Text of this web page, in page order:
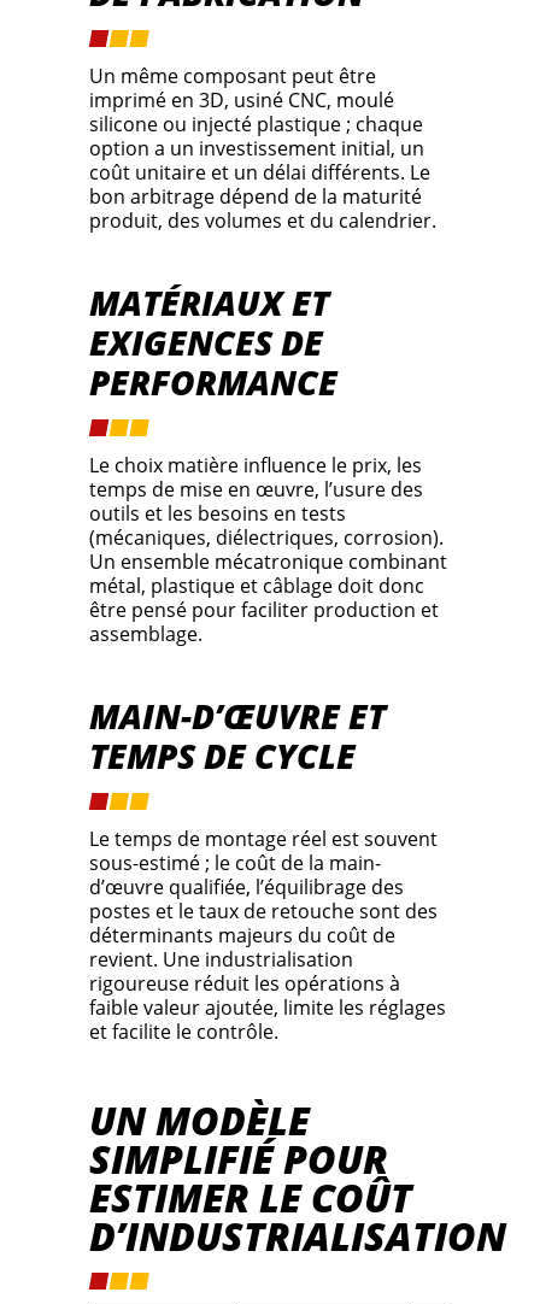
Un même composant peut être
imprimé en 3D, usiné CNC, moulé
silicone ou injecté plastique ; chaque
option a un investissement initial, un
coût unitaire et un délai différents. Le
bon arbitrage dépend de la maturité
produit, des volumes et du calendrier.
MATÉRIAUX ET
EXIGENCES DE
PERFORMANCE
Le choix matière influence le prix, les
temps de mise en œuvre, l’usure des
outils et les besoins en tests
(mécaniques, diélectriques, corrosion).
Un ensemble mécatronique combinant
métal, plastique et câblage doit donc
être pensé pour faciliter production et
assemblage.
MAIN-D’ŒUVRE ET
TEMPS DE CYCLE
Le temps de montage réel est souvent
sous-estimé ; le coût de la main-
d’œuvre qualifiée, l’équilibrage des
postes et le taux de retouche sont des
déterminants majeurs du coût de
revient. Une industrialisation
rigoureuse réduit les opérations à
faible valeur ajoutée, limite les réglages
et facilite le contrôle.
UN MODÈLE
SIMPLIFIÉ POUR
ESTIMER LE COÛT
D’INDUSTRIALISATION